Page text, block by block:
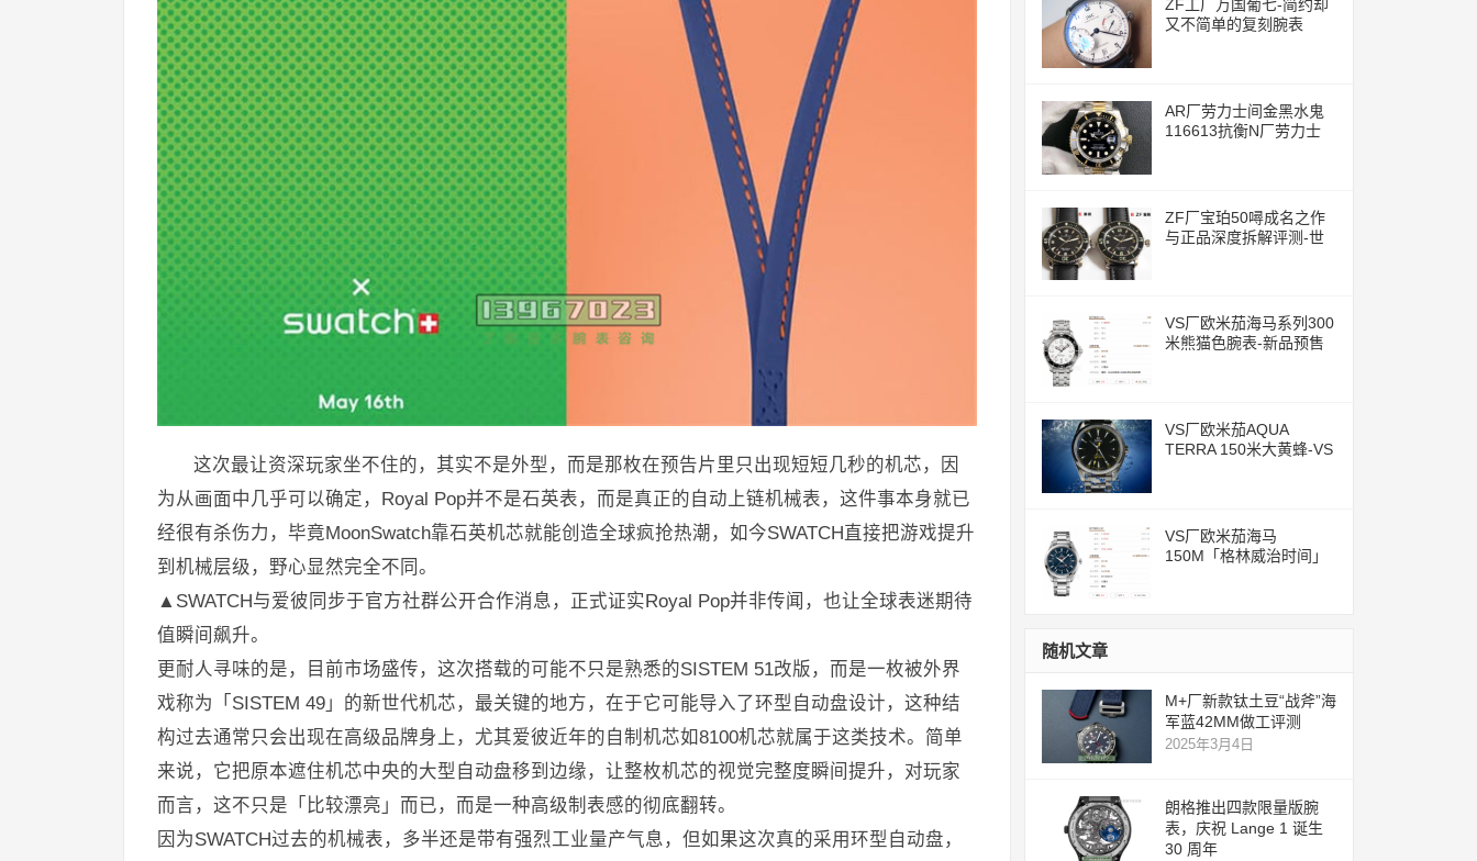
这次最让资深玩家坐不住的，其实不是外型，而是那枚在预告片里只出现短短几秒的机芯，因
为从画面中几乎可以确定，Royal Pop并不是石英表，而是真正的自动上链机械表，这件事本身就已
经很有杀伤力，毕竟MoonSwatch靠石英机芯就能创造全球疯抢热潮，如今SWATCH直接把游戏提升
到机械层级，野心显然完全不同。
▲SWATCH与爱彼同步于官方社群公开合作消息，正式证实Royal Pop并非传闻，也让全球表迷期待
值瞬间飙升。
更耐人寻味的是，目前市场盛传，这次搭载的可能不只是熟悉的SISTEM 51改版，而是一枚被外界
戏称为「SISTEM 49」的新世代机芯，最关键的地方，在于它可能导入了环型自动盘设计，这种结
构过去通常只会出现在高级品牌身上，尤其爱彼近年的自制机芯如8100机芯就属于这类技术。简单
来说，它把原本遮住机芯中央的大型自动盘移到边缘，让整枚机芯的视觉完整度瞬间提升，对玩家
而言，这不只是「比较漂亮」而已，而是一种高级制表感的彻底翻转。
因为SWATCH过去的机械表，多半还是带有强烈工业量产气息，但如果这次真的采用环型自动盘，
ZF工厂万国葡七-简约却
又不简单的复刻腕表
AR厂劳力士间金黑水鬼
116613抗衡N厂劳力士
ZF厂宝珀50噚成名之作
与正品深度拆解评测-世
VS厂欧米茄海马系列300
米熊猫色腕表-新品预售
VS厂欧米茄AQUA
TERRA 150米大黄蜂-VS
VS厂欧米茄海马
150M「格林威治时间」
随机文章
M+厂新款钛土豆“战斧”海
军蓝42MM做工评测
2025年3月4日
朗格推出四款限量版腕
表，庆祝 Lange 1 诞生
30 周年